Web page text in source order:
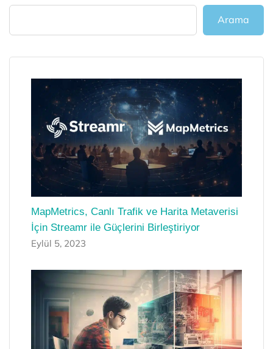
Arama
MapMetrics, Canlı Trafik ve Harita Metaverisi
İçin Streamr ile Güçlerini Birleştiriyor
Eylül 5, 2023